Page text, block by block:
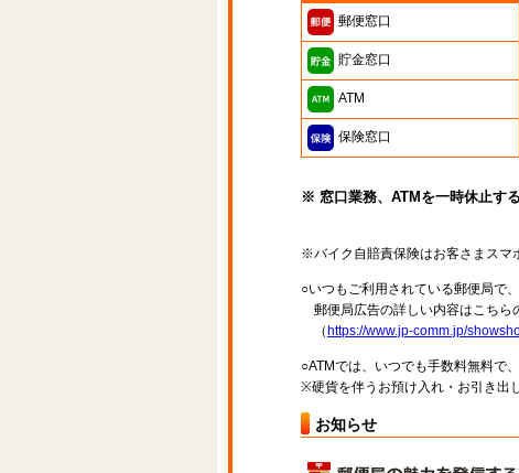
郵便窓口
貯金窓口
ATM
保険窓口
※ 窓口業務、ATMを一時休止す
※バイク自賠責保険はお客さまスマ
○いつもご利用されている郵便局で
郵便局広告の詳しい内容はこちら
（ https://www.jp-comm.jp/
○ATMでは、いつでも手数料無料で
※硬貨を伴うお預け入れ・お引き出
お知らせ